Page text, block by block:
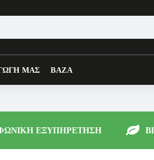
ΜΑΣ ΒΑΖΑ
ΕΞΥΠΗΡΕΤΗΣΗ